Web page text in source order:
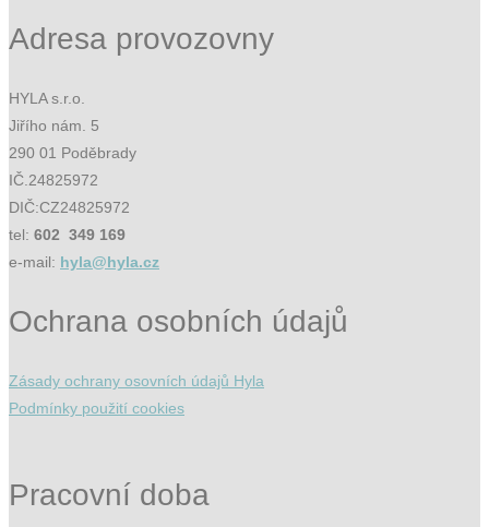
Adresa provozovny
HYLA s.r.o.
Jiřího nám. 5
290 01 Poděbrady
IČ.24825972
DIČ:CZ24825972
tel: 602 349 169
e-mail: hyla@hyla.cz
Ochrana osobních údajů
Zásady ochrany osovních údajů Hyla
Podmínky použití cookies
Pracovní doba